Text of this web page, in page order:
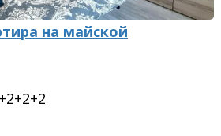
на майской